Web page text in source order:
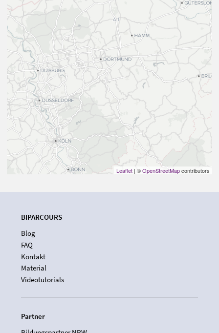
Leaflet | ©OpenStreetMapcontributors
BIPARCOURS
Blog
FAQ
Kontakt
Material
Videotutorials
Partner